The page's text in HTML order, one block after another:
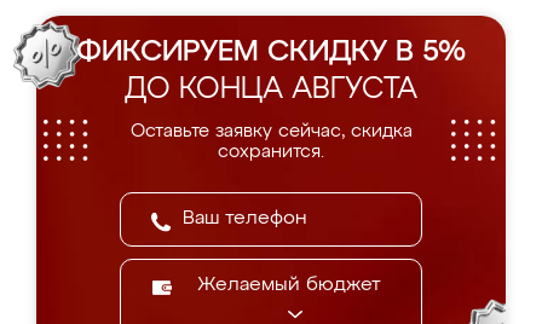
ФИКСИРУЕМ СКИДКУ В 5%
ДО КОНЦА АВГУСТА
Оставьте заявку сейчас, скидка
сохранится.
Желаемый бюджет